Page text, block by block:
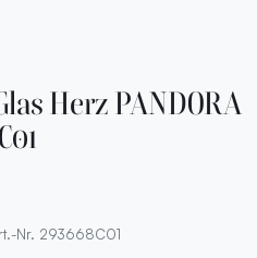
Herz PANDORA
Nr. 293668C01